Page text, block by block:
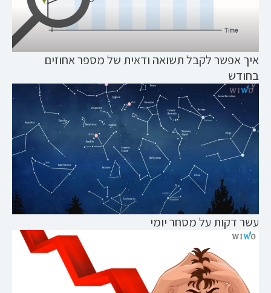
איך אפשר לקבל תשואה ודאית של מספר אחוזים
בחודש
עשר דקות על מסחר יומי